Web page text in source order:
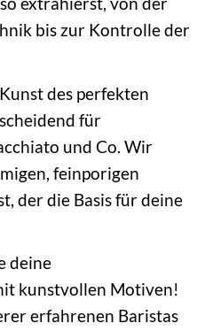
bis zur Kontrolle der
des perfekten
für
und Co. Wir
feinporigen
der die Basis für deine
deine
kunstvollen Motiven!
erfahrenen Baristas